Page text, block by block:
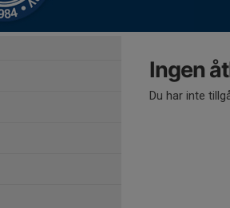
Ingen
Du har inte